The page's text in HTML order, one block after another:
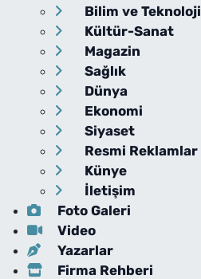
Bilim ve Teknoloji
Kültür-Sanat
Magazin
Sağlık
Dünya
Ekonomi
Siyaset
Resmi Reklamlar
Künye
İletişim
Foto Galeri
Video
Yazarlar
Firma Rehberi